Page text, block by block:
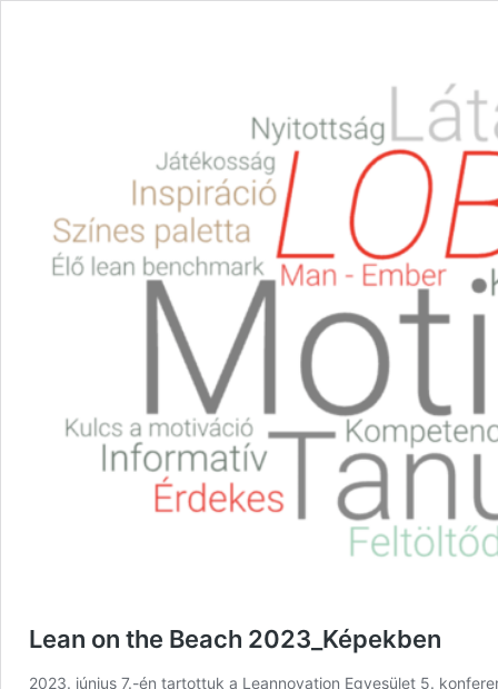
Lean on the Beach 2023_Képekben
2023. június 7.-én tartottuk a Leannovation Egyesület 5.